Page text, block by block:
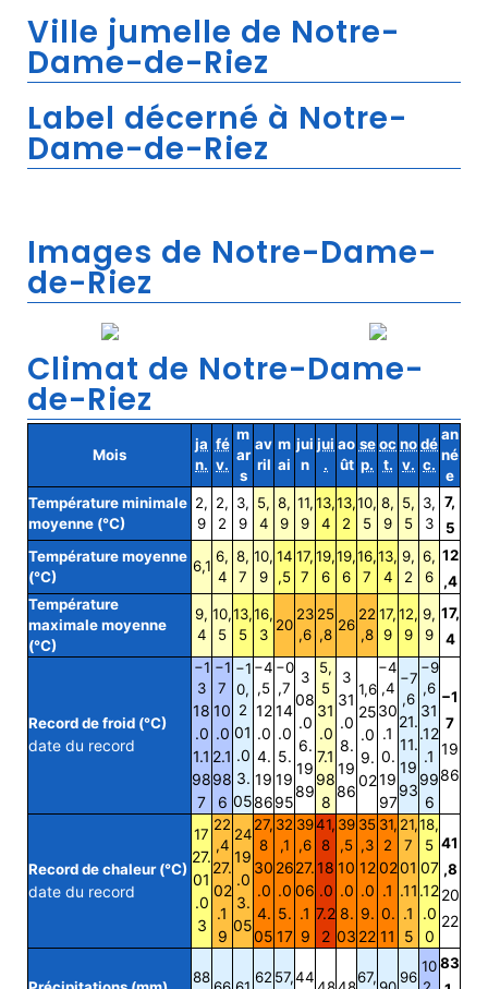
Ville jumelle de Notre-
Dame-de-Riez
Label décerné à Notre-
Dame-de-Riez
Images de Notre-Dame-
de-Riez
Climat de Notre-Dame-
de-Riez
Mois
ja
n.
fé
v.
m
ar
s
av
ril
m
ai
jui
n
jui
.
ao
ût
se
p.
oc
t.
no
v.
dé
c.
an
né
e
Température minimale
moyenne (°C)
2,
9
2,
2
3,
9
5,
4
8,
9
11,
9
13,
4
13,
2
10,
5
8,
9
5,
5
3,
3
7,
5
Température moyenne
(°C)
6,1
6,
4
8,
7
10,
9
14
,5
17,
7
19,
6
19,
6
16,
7
13,
4
9,
2
6,
6
12
,4
Température
maximale moyenne
(°C)
9,
4
10,
5
13,
5
16,
3
20
23
,6
25
,8
26
22
,8
17,
9
12,
9
9,
9
17,
4
Record de froid (°C)
date du record
−1
3
18
.0
1.1
98
7
−1
7
10
.0
2.1
98
6
−1
0,
2
01
.0
3.
05
−4
,5
12
.0
4.
19
86
−0
,7
14
.0
5.
19
95
3
08
.0
6.
19
89
5,
5
31
.0
7.1
98
8
3
31
.0
8.
19
86
1,6
25
.0
9.
02
−4
,4
30
.1
0.
19
97
−7
,6
21.
11.
19
93
−9
,6
31
.12
.1
99
6
−1
7
19
86
Record de chaleur (°C)
date du record
17
27.
01
.0
3
22
,4
27.
02
.1
9
24
19
.0
3.
05
27,
8
30
.0
4.
05
32
,1
26
.0
5.
17
39
,6
27.
06
.1
9
41,
8
18
.0
7.2
2
39
,5
10
.0
8.
03
35
,3
12
.0
9.
22
31,
2
02
.1
0.
11
21,
7
01
.11
.1
5
18,
5
07
.12
.0
0
41
,8
20
22
88
62 57,44
67,
96
1083